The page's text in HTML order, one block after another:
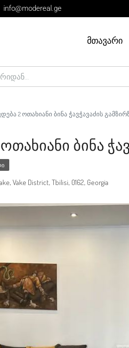
info@modereal.ge
ᲛᲗᲐᲕᲐᲠᲘ
2 ოთახიანი ბინა ჭავჭავაძის
Ბინა
Vake District, Tbilisi, 0162, Georgia